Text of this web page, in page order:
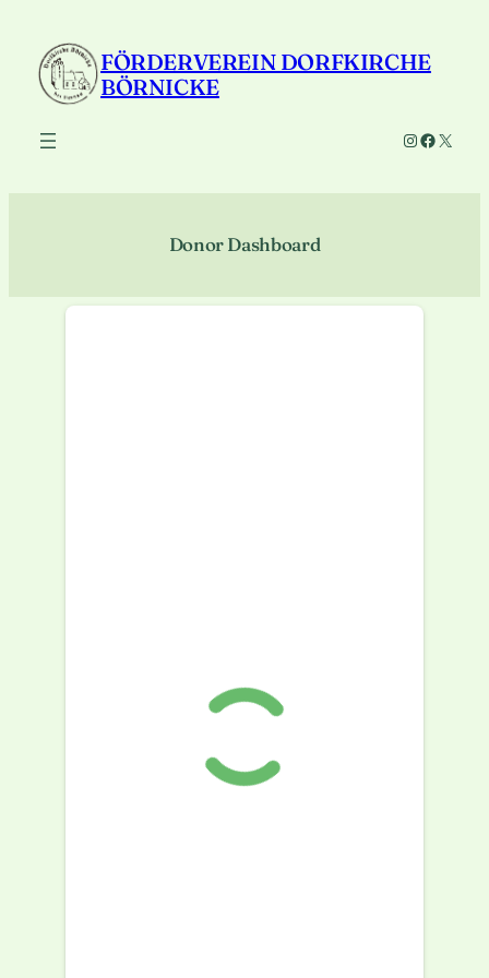
springen
FÖRDERVEREIN DORFKIRCHE
BÖRNICKE
Instagram
X
Donor Dashboard